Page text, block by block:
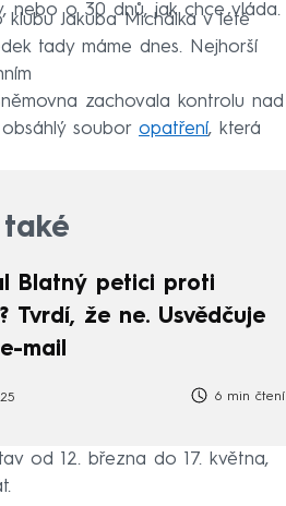
nebo o 30 dnů, jak chce vláda.
Jakuba Michálka v létě
tady máme dnes. Nejhorší
zachovala kontrolu nad
soubor opatření, která
Blatný petici proti
Tvrdí, že ne. Usvědčuje
mail
6 min čtení
od 12. března do 17. května,